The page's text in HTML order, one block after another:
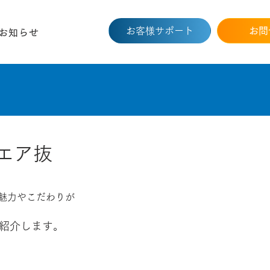
お知らせ お客様サポート お
ア抜
力やこだわりが
介します。